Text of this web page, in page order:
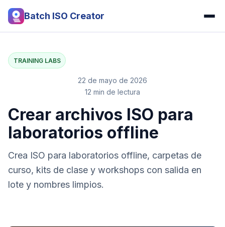
Batch ISO Creator
TRAINING LABS
22 de mayo de 2026
12 min de lectura
Crear archivos ISO para
laboratorios offline
Crea ISO para laboratorios offline, carpetas de
curso, kits de clase y workshops con salida en
lote y nombres limpios.